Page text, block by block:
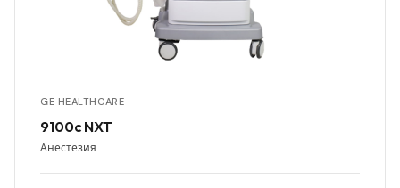
GE HEALTHCARE
9100c NXT
Анестезия